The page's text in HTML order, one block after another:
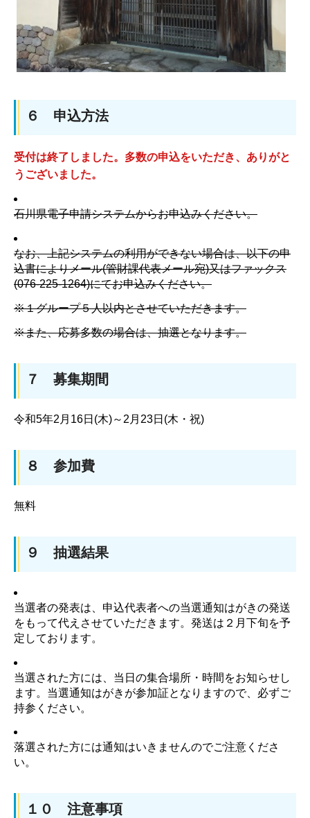
６ 申込方法
受付は終了しました。多数の申込をいただき、ありがと
うございました。
石川県電子申請システムからお申込みください。
なお、上記システムの利用ができない場合は、以下の申
込書によりメール(管財課代表メール宛)又はファックス
(076-225-1264)にてお申込みください。
※１グループ５人以内とさせていただきます。
※また、応募多数の場合は、抽選となります。
７ 募集期間
令和5年2月16日(木)～2月23日(木・祝)
８ 参加費
無料
９ 抽選結果
当選者の発表は、申込代表者への当選通知はがきの発送
をもって代えさせていただきます。発送は２月下旬を予
定しております。
当選された方には、当日の集合場所・時間をお知らせし
ます。当選通知はがきが参加証となりますので、必ずご
持参ください。
落選された方には通知はいきませんのでご注意くださ
い。
１０ 注意事項